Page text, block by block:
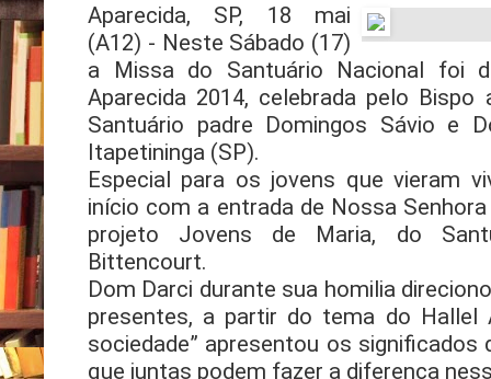
Aparecida, SP, 18 mai
(A12) - Neste Sábado (17)
a Missa do Santuário Nacional foi
Aparecida 2014, celebrada pelo
Santuário padre Domingos Sávio e
Itapetininga (SP).
Especial para os jovens que vieram
início com a entrada de Nossa
projeto Jovens de Maria, do
Bittencourt.
Dom Darci durante sua homilia
presentes, a partir do tema do Hallel
sociedade” apresentou os
que juntas podem fazer a diferença